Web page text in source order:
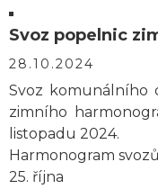
Svoz popelnic
28.10.2024
Svoz komunálního
zimního
listopadu 2024.
Harmonogram
25. října